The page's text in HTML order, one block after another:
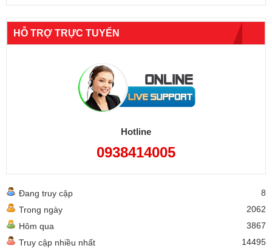
HỖ TRỢ TRỰC TUYẾN
Hotline
0938414005
Đang truy cập
8
Trong ngày
2062
Hôm qua
3867
Truy cập nhiều nhất
14495